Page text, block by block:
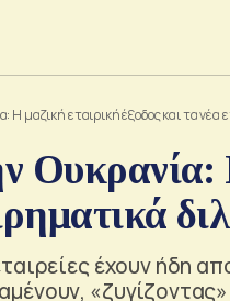
Η μαζική εταιρική έξοδος και τα
Ουκρανία:
έχουν ήδη